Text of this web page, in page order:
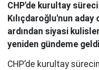
CHP'de kurultay
Kılıçdaroğlu'nun aday
ardından siyasi
yeniden gündeme
CHP’de kurultay